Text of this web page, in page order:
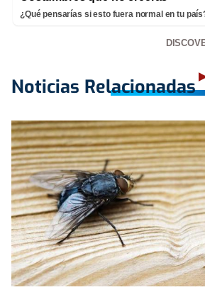
¿Qué pensarías si esto fuera normal en tu
Noticias Relacionadas